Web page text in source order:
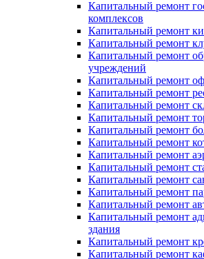
Капитальный ремонт
комплексов
Капитальный ремонт
Капитальный ремонт
Капитальный ремонт
учреждений
Капитальный ремонт
Капитальный ремонт
Капитальный ремонт
Капитальный ремонт
Капитальный ремонт
Капитальный ремонт
Капитальный ремонт
Капитальный ремонт
Капитальный ремонт
Капитальный ремонт
Капитальный ремонт
Капитальный ремонт
здания
Капитальный ремонт
Капитальный ремонт